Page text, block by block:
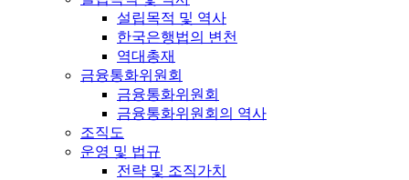
설립목적 및 역사
한국은행법의 변천
역대총재
금융통화위원회
금융통화위원회
금융통화위원회의 역사
조직도
운영 및 법규
전략 및 조직가치